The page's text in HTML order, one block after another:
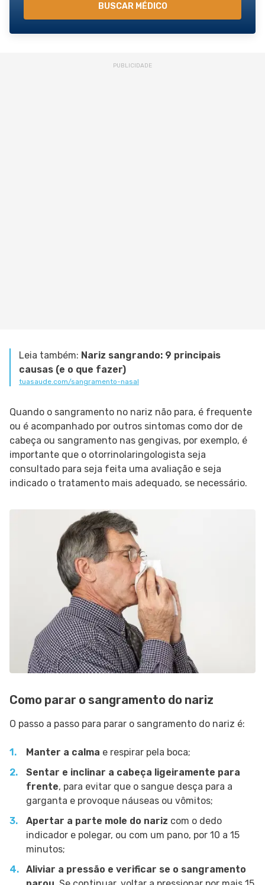
BUSCAR MÉDICO
Leia também: Nariz sangrando: 9 principais
causas (e o que fazer)
tuasaude.com/sangramento-nasal
Quando o sangramento no nariz não para, é frequente
ou é acompanhado por outros sintomas como dor de
cabeça ou sangramento nas gengivas, por exemplo, é
importante que o otorrinolaringologista seja
consultado para seja feita uma avaliação e seja
indicado o tratamento mais adequado, se necessário.
Como parar o sangramento do nariz
O passo a passo para parar o sangramento do nariz é:
Manter a calma e respirar pela boca;
Sentar e inclinar a cabeça ligeiramente para
frente, para evitar que o sangue desça para a
garganta e provoque náuseas ou vômitos;
Apertar a parte mole do nariz com o dedo
indicador e polegar, ou com um pano, por 10 a 15
minutos;
Aliviar a pressão e verificar se o sangramento